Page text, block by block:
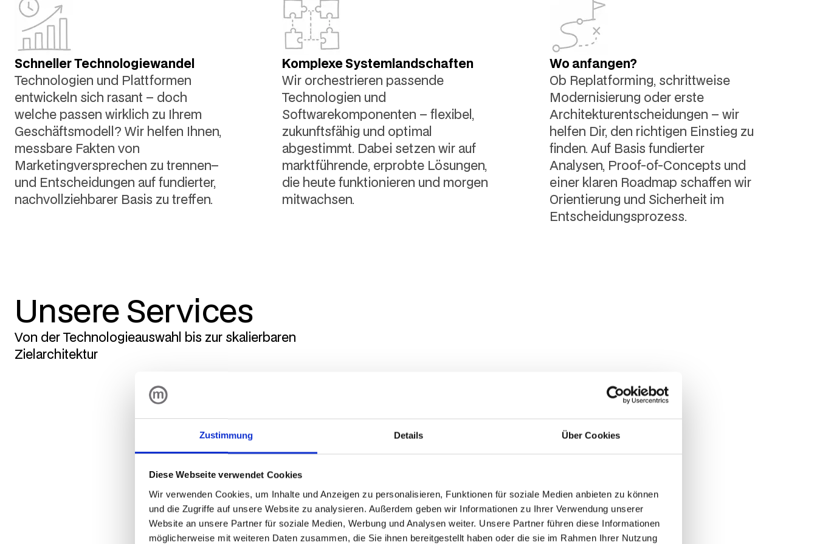
Zustimmung Details Über Cookies
Diese Webseite verwendet Cookies
Wir verwenden Cookies, um Inhalte und Anzeigen zu personalisieren, Funktionen für soziale Medien anbieten zu können
und die Zugriffe auf unsere Website zu analysieren. Außerdem geben wir Informationen zu Ihrer Verwendung unserer
Website an unsere Partner für soziale Medien, Werbung und Analysen weiter. Unsere Partner führen diese Informationen
möglicherweise mit weiteren Daten zusammen, die Sie ihnen bereitgestellt haben oder die sie im Rahmen Ihrer Nutzung
Schneller Technologiewandel
Technologien und Plattformen
entwickeln sich rasant – doch
welche passen wirklich zu Ihrem
Geschäftsmodell? Wir helfen Ihnen,
messbare Fakten von
Marketingversprechen zu trennen–
und Entscheidungen auf fundierter,
nachvollziehbarer Basis zu treffen.
Komplexe Systemlandschaften
Wir orchestrieren passende
Technologien und
Softwarekomponenten – flexibel,
zukunftsfähig und optimal
abgestimmt. Dabei setzen wir auf
marktführende, erprobte Lösungen,
die heute funktionieren und morgen
mitwachsen.
Wo anfangen?
Ob Replatforming, schrittweise
Modernisierung oder erste
Architekturentscheidungen – wir
helfen Dir, den richtigen Einstieg zu
finden. Auf Basis fundierter
Analysen, Proof-of-Concepts und
einer klaren Roadmap schaffen wir
Orientierung und Sicherheit im
Entscheidungsprozess.
Unsere Services
Von der Technologieauswahl bis zur skalierbaren
Zielarchitektur
Wir unterstützen Sie dabei, den unternehmerischen Wert Ihrer Digital-Commerce-
Technologie voll auszuschöpfen – mit klaren Entscheidungen, fundierter Auswahl und
einer Architektur, die Ihr Wachstumlangfristig trägt.
Plattform- & Software-Auswahl
und Anbieter – neutral, methodisch und verständlich. Inklusive:Entscheidungsmatrix,
Marktübersicht, Long- und Shortlist.
Technologie- & Architekturberatung